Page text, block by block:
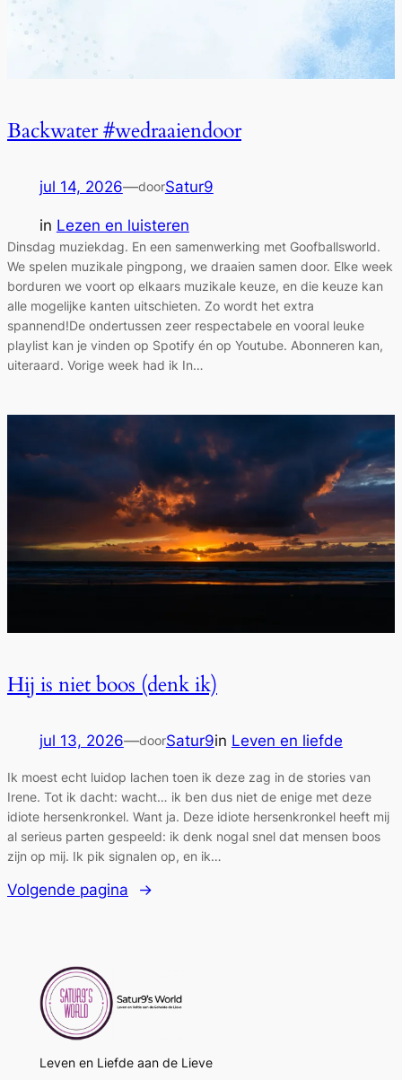
Backwater #wedraaiendoor
jul 14, 2026—doorSatur9
in Lezen en luisteren
Dinsdag muziekdag. En een samenwerking met Goofballsworld.
We spelen muzikale pingpong, we draaien samen door. Elke week
borduren we voort op elkaars muzikale keuze, en die keuze kan
alle mogelijke kanten uitschieten. Zo wordt het extra
spannend!De ondertussen zeer respectabele en vooral leuke
playlist kan je vinden op Spotify én op Youtube. Abonneren kan,
uiteraard. Vorige week had ik In…
Hij is niet boos (denk ik)
jul 13, 2026—doorSatur9in Leven en liefde
Ik moest echt luidop lachen toen ik deze zag in de stories van
Irene. Tot ik dacht: wacht… ik ben dus niet de enige met deze
idiote hersenkronkel. Want ja. Deze idiote hersenkronkel heeft mij
al serieus parten gespeeld: ik denk nogal snel dat mensen boos
zijn op mij. Ik pik signalen op, en ik…
Volgende pagina →
Leven en Liefde aan de Lieve